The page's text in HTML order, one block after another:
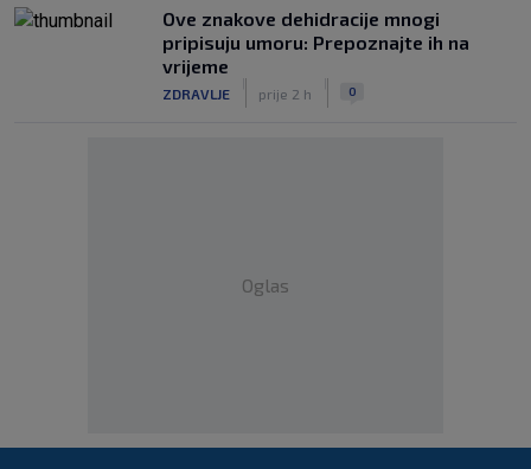
Ove znakove dehidracije mnogi
pripisuju umoru: Prepoznajte ih na
vrijeme
ZDRAVLJE prije 2 h 0
Oglas